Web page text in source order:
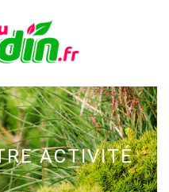
ACTIVITÉ